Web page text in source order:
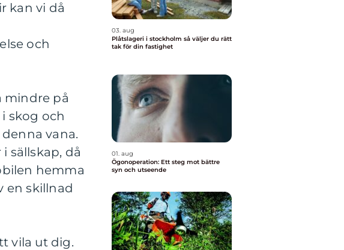
kan vi då
och
mindre på
skog och
vana.
sällskap, då
hemma
en skillnad
vila ut dig.
03. aug
Plåtslageri i stockholm så väljer du rätt
tak för din fastighet
01. aug
Ögonoperation: Ett steg mot bättre
syn och utseende